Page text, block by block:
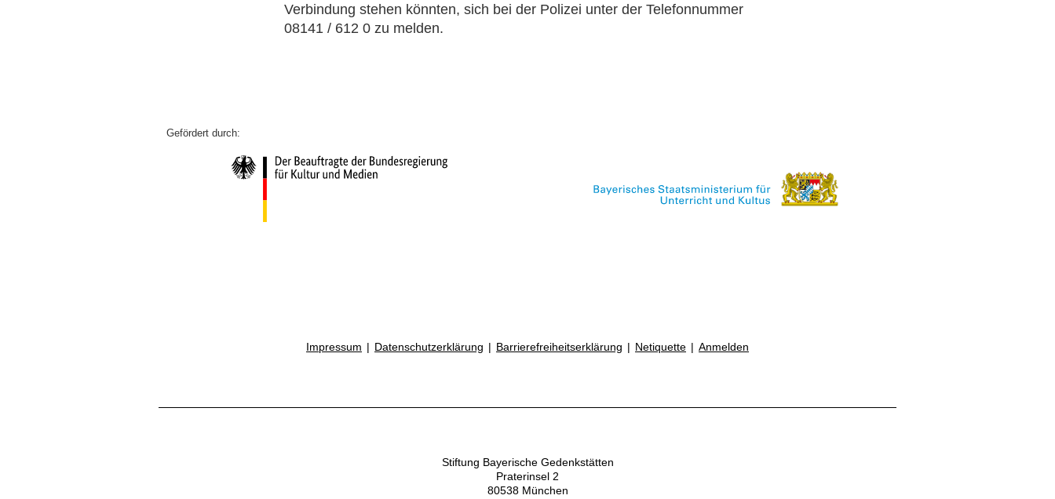
Verbindung stehen könnten, sich bei der Polizei unter der Telefonnummer
08141 / 612 0 zu melden.
Impressum Datenschutzerklärung Barrierefreiheitserklärung Netiquette Anmelden
Stiftung Bayerische Gedenkstätten
Praterinsel 2
80538 München